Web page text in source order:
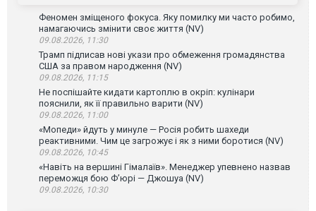
Феномен зміщеного фокуса. Яку помилку ми часто робимо,
намагаючись змінити своє життя (NV)
09.08.2026, 11:30
Трамп підписав нові укази про обмеження громадянства
США за правом народження (NV)
09.08.2026, 11:15
Не поспішайте кидати картоплю в окріп: кулінари
пояснили, як її правильно варити (NV)
09.08.2026, 11:00
«Мопеди» йдуть у минуле — Росія робить шахеди
реактивними. Чим це загрожує і як з ними боротися (NV)
09.08.2026, 10:45
«Навіть на вершині Гімалаїв». Менеджер упевнено назвав
переможця бою Ф’юрі — Джошуа (NV)
09.08.2026, 10:30